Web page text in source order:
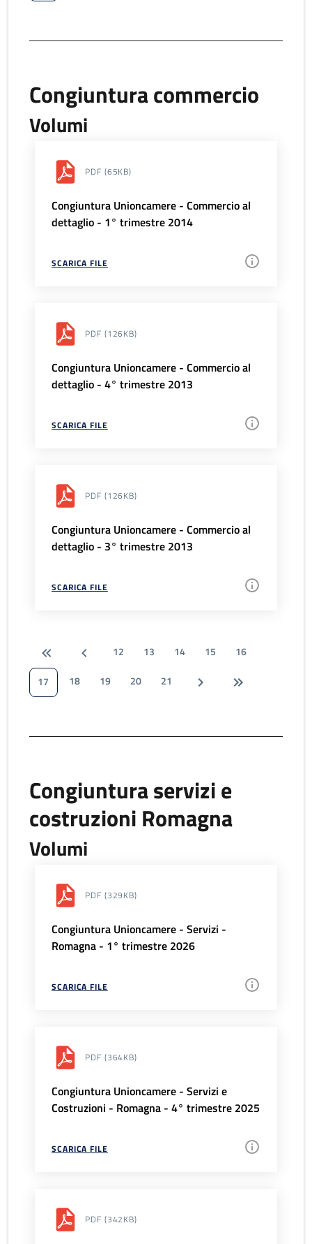
Congiuntura commercio
Volumi
PDF (65KB)
Congiuntura Unioncamere - Commercio al
dettaglio - 1° trimestre 2014
SCARICA FILE
PDF (126KB)
Congiuntura Unioncamere - Commercio al
dettaglio - 4° trimestre 2013
SCARICA FILE
PDF (126KB)
Congiuntura Unioncamere - Commercio al
dettaglio - 3° trimestre 2013
SCARICA FILE
12 13 14 15
16
17
18 19 20 21
Congiuntura servizi e
costruzioni Romagna
Volumi
PDF (329KB)
Congiuntura Unioncamere - Servizi -
Romagna - 1° trimestre 2026
SCARICA FILE
PDF (364KB)
Congiuntura Unioncamere - Servizi e
Costruzioni - Romagna - 4° trimestre 2025
SCARICA FILE
PDF (342KB)